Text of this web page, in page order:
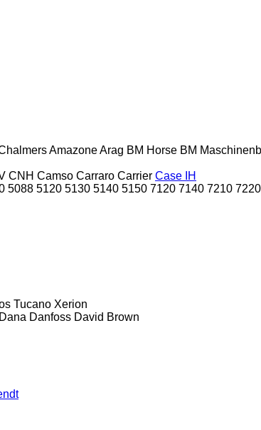
AmazoneArag BM Horse BM
CNH Camso Carraro Carrier Case IH
5088 5120 5130 5140 5150 7120 7140 7210 7220
Tucano Xerion
Dana Danfoss David Brown